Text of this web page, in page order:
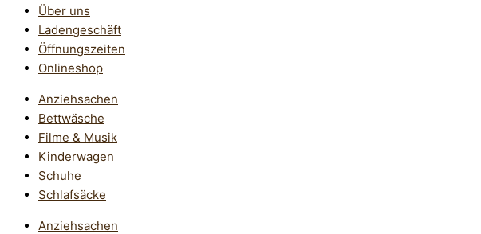
Über uns
Ladengeschäft
Öffnungszeiten
Onlineshop
Anziehsachen
Bettwäsche
Filme & Musik
Kinderwagen
Schuhe
Schlafsäcke
Anziehsachen